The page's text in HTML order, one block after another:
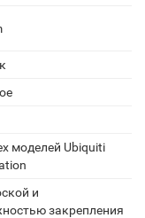
моделей Ubiquiti
и
закрепления